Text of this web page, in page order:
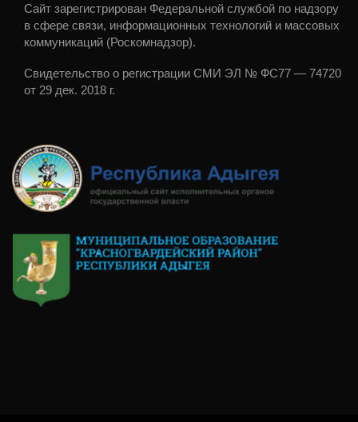
Сайт зарегистрирован Федеральной службой по надзору
в сфере связи, информационных технологий и массовых
коммуникаций (Роскомнадзор).
Свидетельство о регистрации СМИ ЭЛ № ФС77 — 74720
от 29 дек. 2018 г.